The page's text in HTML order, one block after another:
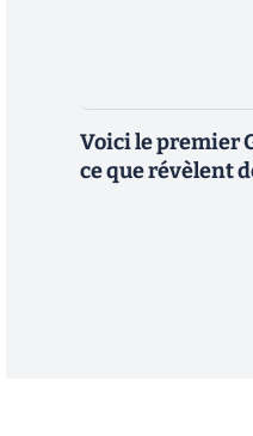
Voici le premier
ce que révèlent